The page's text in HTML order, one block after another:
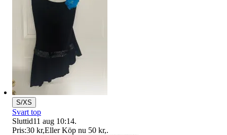
S/XS
Svart top
Sluttid11 aug 10:14.
Pris:30 kr,Eller Köp nu 50 kr,.